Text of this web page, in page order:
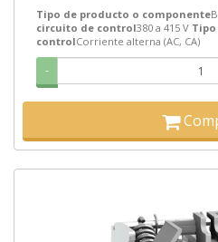
Tipo de producto o componente
circuito de control380 a 415 V
controlCorriente alterna (AC, CA)
-